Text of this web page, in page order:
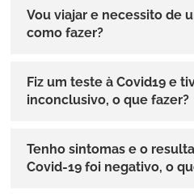
Vou viajar e necessito de
como fazer?
Fiz um teste à Covid19 e
inconclusivo, o que fazer?
Tenho sintomas e o
Covid-19 foi negativo, o